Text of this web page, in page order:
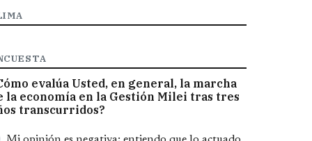
evalúa Usted, en general, la marcha
la economía en la Gestión Milei tras tres
transcurridos?